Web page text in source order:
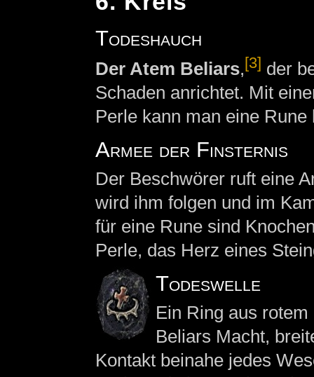
Todeshauch
Der Atem Beliars, [3] der
Schaden anrichtet. Mit
Perle kann man eine Rune
Armee der Finsternis
Der Beschwörer ruft eine
wird ihm folgen und im
für eine Rune sind
Perle, das Herz eines
Todeswelle
Ein Ring aus
Beliars Macht,
Kontakt beinahe jedes